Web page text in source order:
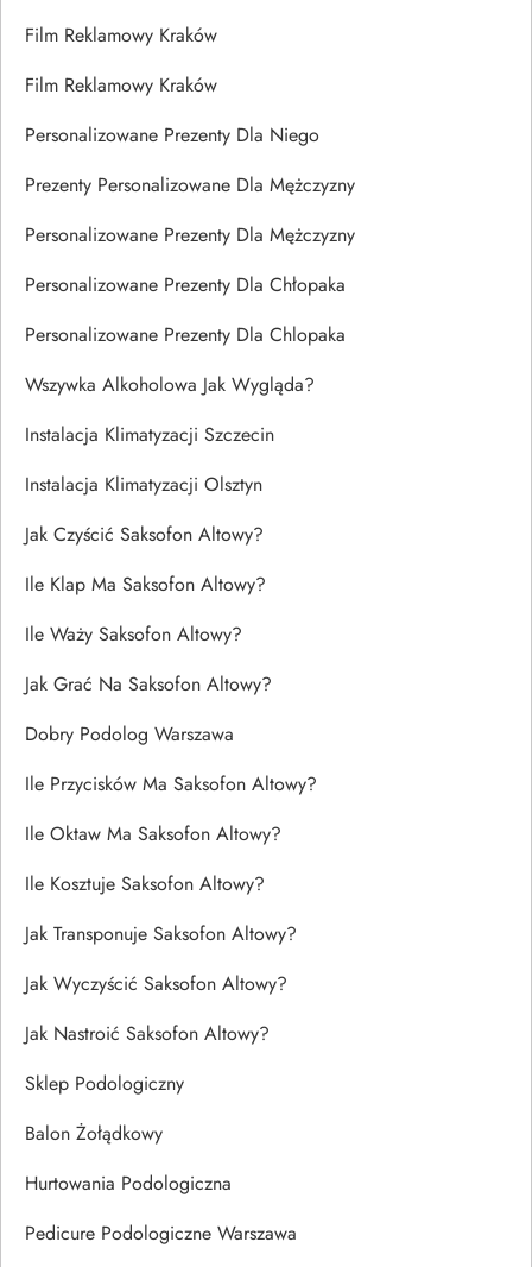
Film Reklamowy Kraków
Film Reklamowy Kraków
Personalizowane Prezenty Dla Niego
Prezenty Personalizowane Dla Mężczyzny
Personalizowane Prezenty Dla Mężczyzny
Personalizowane Prezenty Dla Chłopaka
Personalizowane Prezenty Dla Chlopaka
Wszywka Alkoholowa Jak Wygląda?
Instalacja Klimatyzacji Szczecin
Instalacja Klimatyzacji Olsztyn
Jak Czyścić Saksofon Altowy?
Ile Klap Ma Saksofon Altowy?
Ile Waży Saksofon Altowy?
Jak Grać Na Saksofon Altowy?
Dobry Podolog Warszawa
Ile Przycisków Ma Saksofon Altowy?
Ile Oktaw Ma Saksofon Altowy?
Ile Kosztuje Saksofon Altowy?
Jak Transponuje Saksofon Altowy?
Jak Wyczyścić Saksofon Altowy?
Jak Nastroić Saksofon Altowy?
Sklep Podologiczny
Balon Żołądkowy
Hurtowania Podologiczna
Pedicure Podologiczne Warszawa